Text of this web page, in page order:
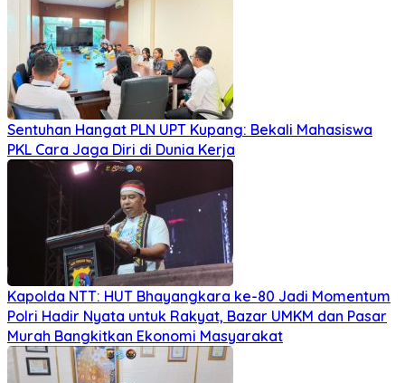
Sentuhan Hangat PLN UPT Kupang: Bekali Mahasiswa
PKL Cara Jaga Diri di Dunia Kerja
Kapolda NTT: HUT Bhayangkara ke-80 Jadi Momentum
Polri Hadir Nyata untuk Rakyat, Bazar UMKM dan Pasar
Murah Bangkitkan Ekonomi Masyarakat